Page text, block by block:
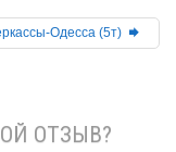
Одесса (5т)
ОТЗЫВ?